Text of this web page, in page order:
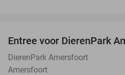
Entree voor DierenPark
DierenPark Amersfoort
Amersfoort